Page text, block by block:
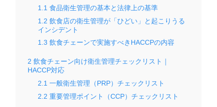
1.1 食品衛生管理の基本と法律上の基準
1.2 飲食店の衛生管理が「ひどい」と起こりうる
インシデント
1.3 飲食チェーンで実施すべきHACCPの内容
2 飲食チェーン向け衛生管理チェックリスト｜
HACCP対応
2.1 一般衛生管理（PRP）チェックリスト
2.2 重要管理ポイント（CCP）チェックリスト